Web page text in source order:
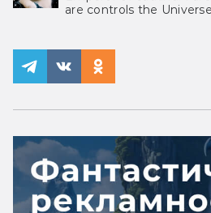
are controls the